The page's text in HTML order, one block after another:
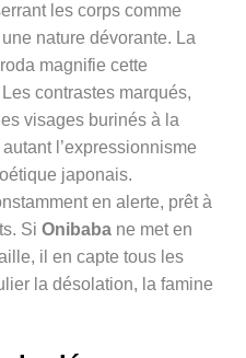
les corps comme
nature dévorante. La
magnifie cette
contrastes marqués,
visages burinés à la
l’expressionnisme
japonais.
en alerte, prêt à
Si Onibaba ne met en
il en capte tous les
la désolation, la famine